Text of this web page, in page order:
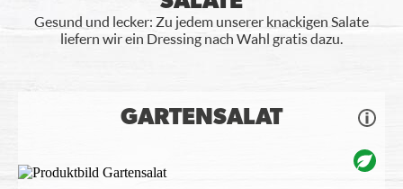
Gesund und lecker: Zu jedem unserer knackigen Salate
liefern wir ein Dressing nach Wahl gratis dazu.
GARTENSALAT